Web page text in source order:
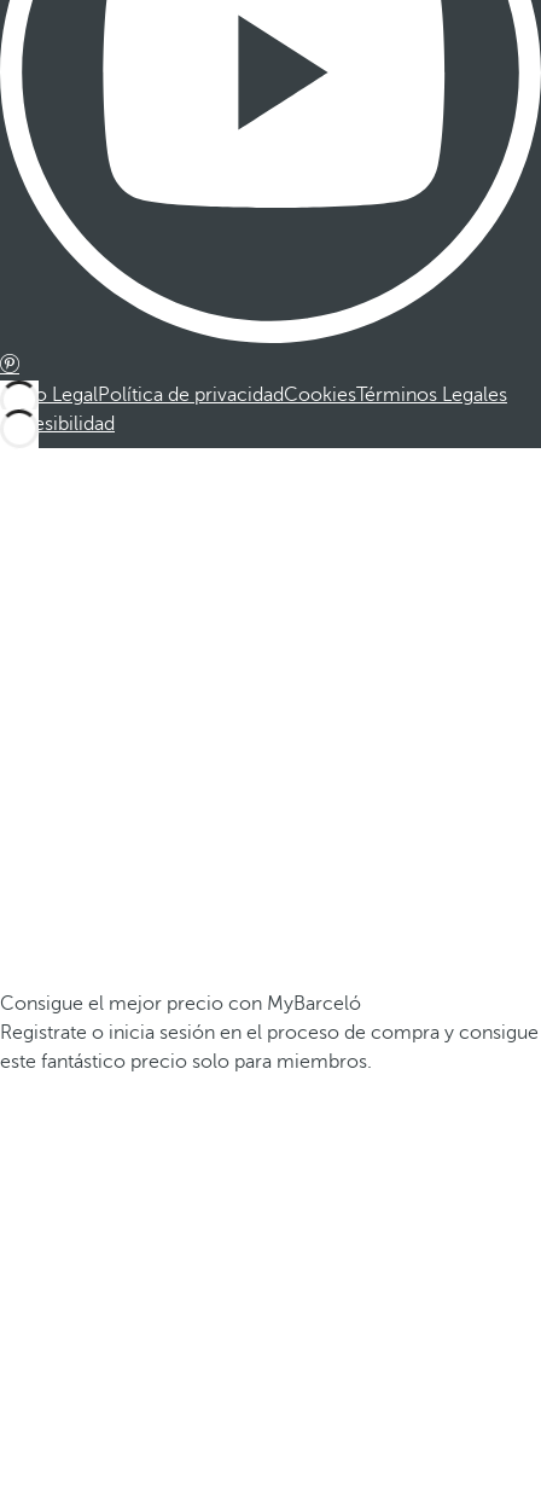
Aviso LegalPolítica de privacidadCookiesTérminos Legales
Accesibilidad
Consigue el mejor precio con MyBarceló
Registrate o inicia sesión en el proceso de compra y consigue
este fantástico precio solo para miembros.